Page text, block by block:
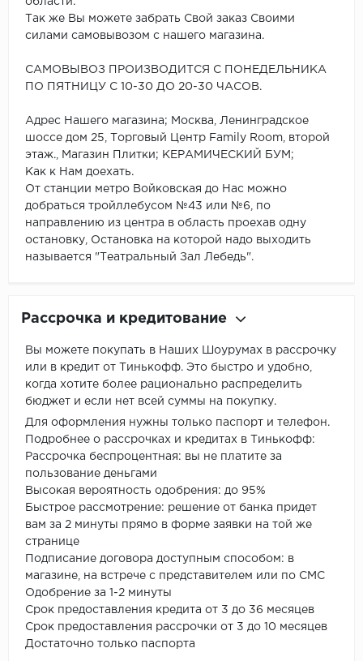
Так же Вы можете забрать Свой заказ Своими
силами самовывозом с нашего магазина.
САМОВЫВОЗ ПРОИЗВОДИТСЯ С ПОНЕДЕЛЬНИКА
ПО ПЯТНИЦУ С 10-30 ДО 20-30 ЧАСОВ.
Адрес Нашего магазина; Москва, Ленинградское
шоссе дом 25, Торговый Центр Family Room, второй
этаж., Магазин Плитки; КЕРАМИЧЕСКИЙ БУМ;
Как к Нам доехать.
От станции метро Войковская до Нас можно
добраться тройллебусом №43 или №6, по
направлению из центра в область проехав одну
остановку, Остановка на которой надо выходить
называется "Театральный Зал Лебедь".
Рассрочка и кредитование
Вы можете покупать в Наших Шоурумах в рассрочку
или в кредит от Тинькофф. Это быстро и удобно,
когда хотите более рационально распределить
бюджет и если нет всей суммы на покупку.
Для оформления нужны только паспорт и телефон.
Подробнее о рассрочках и кредитах в Тинькофф:
Рассрочка беспроцентная: вы не платите за
пользование деньгами
Высокая вероятность одобрения: до 95%
Быстрое рассмотрение: решение от банка придет
вам за 2 минуты прямо в форме заявки на той же
странице
Подписание договора доступным способом: в
магазине, на встрече с представителем или по СМС
Одобрение за 1-2 минуты
Срок предоставления кредита от 3 до 36 месяцев
Срок предоставления рассрочки от 3 до 10 месяцев
Достаточно только паспорта